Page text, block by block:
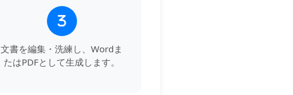
3
文書を編集・洗練し、Wordま
たはPDFとして生成します。